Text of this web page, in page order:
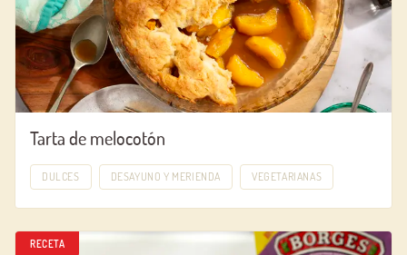
Tarta de melocotón
DULCES DESAYUNO Y MERIENDA VEGETARIANAS
RECETA